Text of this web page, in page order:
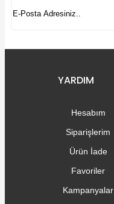
YARDIM
Hesabım
Siparişlerim
Ürün İade
Favoriler
Kampanyalar